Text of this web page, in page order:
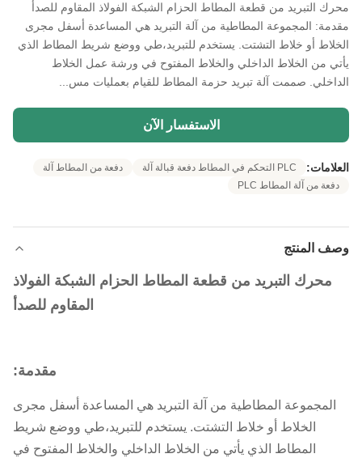
محرك التبريد من قطعة المطاط الحزام الشبكة الفولاذ المقاوم للصدأ
مقدمة: المجموعة المطاطية من آلة التبريد هي المساعدة أسفل مجرى
الخلاط أو خلاط التشتت. يستخدم للتبريد،طي ووضع شريط المطاط الذي
يأتي من الخلاط الداخلي والخلاط المفتوح في ورشة عمل الخلاط
الداخلي. صممت آلة تبريد حزمة المطاط للقيام بعمليات مس...
الاستفسار الآن
العلامات: PLC التحكم في المطاط دفعة قبالة آلة
دفعة من المطاط آلة
دفعة من آلة المطاط PLC
وصف المنتج
محرك التبريد من قطعة المطاط الحزام الشبكة الفولاذ
المقاوم للصدأ
مقدمة:
المجموعة المطاطية من آلة التبريد هي المساعدة أسفل مجرى
الخلاط أو خلاط التشتت. يستخدم للتبريد،طي ووضع شريط
المطاط الذي يأتي من الخلاط الداخلي والخلاط المفتوح في